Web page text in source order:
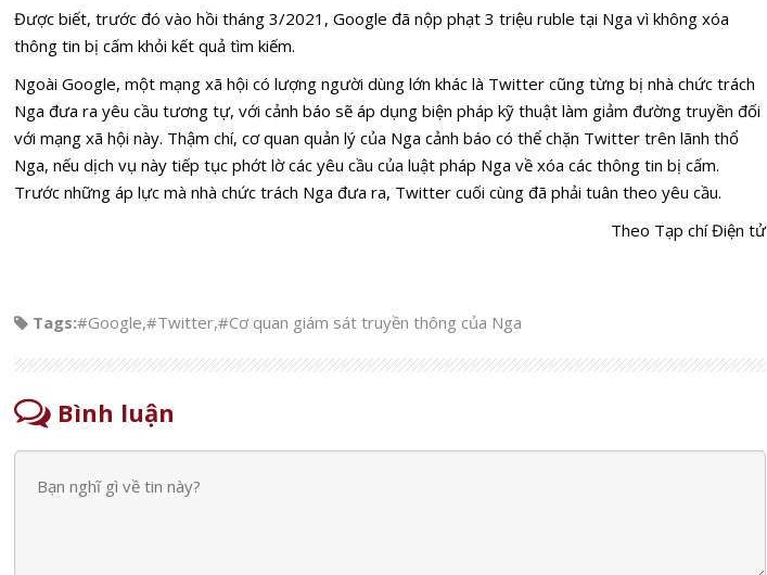
Được biết, trước đó vào hồi tháng 3/2021, Google đã nộp phạt 3 triệu ruble tại Nga vì không xóa
thông tin bị cấm khỏi kết quả tìm kiếm.
Ngoài Google, một mạng xã hội có lượng người dùng lớn khác là Twitter cũng từng bị nhà chức trách
Nga đưa ra yêu cầu tương tự, với cảnh báo sẽ áp dụng biện pháp kỹ thuật làm giảm đường truyền đối
với mạng xã hội này. Thậm chí, cơ quan quản lý của Nga cảnh báo có thể chặn Twitter trên lãnh thổ
Nga, nếu dịch vụ này tiếp tục phớt lờ các yêu cầu của luật pháp Nga về xóa các thông tin bị cấm.
Trước những áp lực mà nhà chức trách Nga đưa ra, Twitter cuối cùng đã phải tuân theo yêu cầu.
Theo Tạp chí Điện tử
Tags:#Google,#Twitter,#Cơ quan giám sát truyền thông của Nga
Bình luận